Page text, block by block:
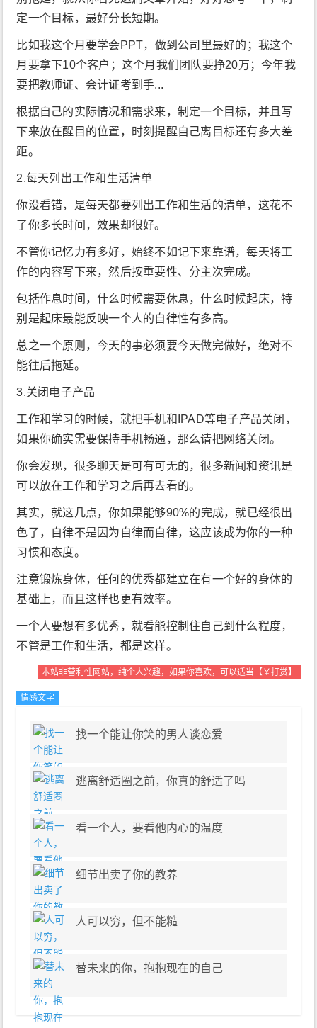
定一个目标，最好分长短期。
比如我这个月要学会PPT，做到公司里最好的；我这个
月要拿下10个客户；这个月我们团队要挣20万；今年我
要把教师证、会计证考到手...
根据自己的实际情况和需求来，制定一个目标，并且写
下来放在醒目的位置，时刻提醒自己离目标还有多大差
距。
2.每天列出工作和生活清单
你没看错，是每天都要列出工作和生活的清单，这花不
了你多长时间，效果却很好。
不管你记忆力有多好，始终不如记下来靠谱，每天将工
作的内容写下来，然后按重要性、分主次完成。
包括作息时间，什么时候需要休息，什么时候起床，特
别是起床最能反映一个人的自律性有多高。
总之一个原则，今天的事必须要今天做完做好，绝对不
能往后拖延。
3.关闭电子产品
工作和学习的时候，就把手机和IPAD等电子产品关闭，
如果你确实需要保持手机畅通，那么请把网络关闭。
你会发现，很多聊天是可有可无的，很多新闻和资讯是
可以放在工作和学习之后再去看的。
其实，就这几点，你如果能够90%的完成，就已经很出
色了，自律不是因为自律而自律，这应该成为你的一种
习惯和态度。
注意锻炼身体，任何的优秀都建立在有一个好的身体的
基础上，而且这样也更有效率。
一个人要想有多优秀，就看能控制住自己到什么程度，
不管是工作和生活，都是这样。
本站非营利性网站，纯个人兴趣，如果你喜欢，可以适当【￥打赏】
情感文字
找一个能让你笑的男人谈恋爱
逃离舒适圈之前，你真的舒适了吗
看一个人，要看他内心的温度
细节出卖了你的教养
人可以穷，但不能糙
替未来的你，抱抱现在的自己